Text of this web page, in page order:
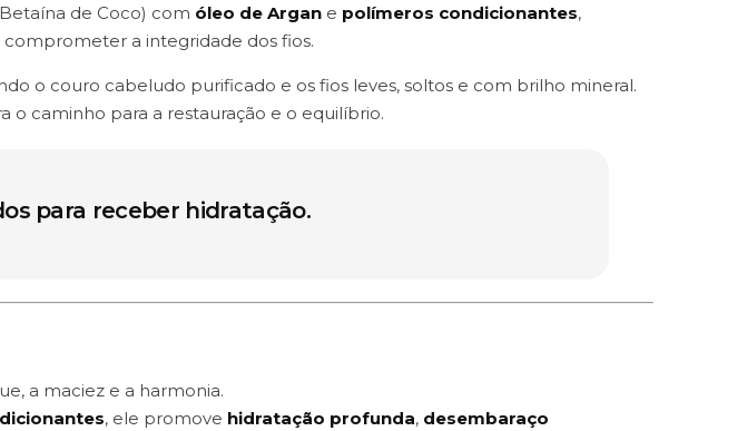
de Coco) com óleo de Argan e polímeros condicionantes,
a integridade dos fios.
o couro cabeludo purificado e os fios leves, soltos e com brilho mineral.
caminho para a restauração e o equilíbrio.
para receber hidratação.
a maciez e a harmonia.
, ele promove hidratação profunda, desembaraço